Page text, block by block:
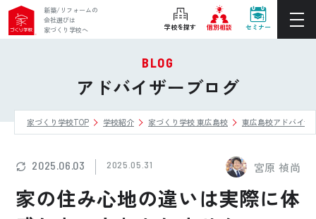
新築/リフォームの
会社選びは
家づくり学校へ
学校を探す 個別相談 セミナー
ぴったりの住宅会社をご提案
個別相談
後悔しない家づくりをレクチャー
セミナーをみる
ご利用は無料！全国20校
お近くの学校を探す
BLOG
アドバイザーブログ
家づくり学校TOP 学校紹介 家づくり学校 東広島校 東広島校アドバイザ
2025.06.03 2025.05.31 宮原 禎尚
家の住み心地の違いは実際に体